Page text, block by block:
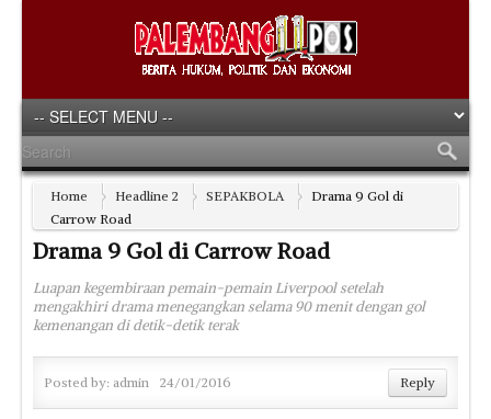
Home Headline 2 SEPAKBOLA
Drama 9 Gol di
Carrow Road
Drama 9 Gol di Carrow Road
Luapan kegembiraan pemain-pemain Liverpool setelah
mengakhiri drama menegangkan selama 90 menit dengan gol
kemenangan di detik-detik terak
Posted by: admin 24/01/2016 Reply